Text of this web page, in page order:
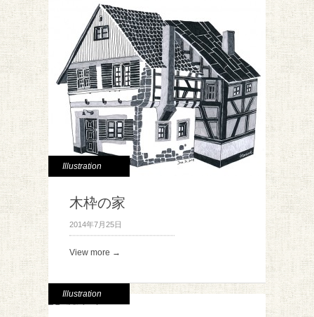
Illustration
木枠の家
2014年7月25日
View more →
Illustration